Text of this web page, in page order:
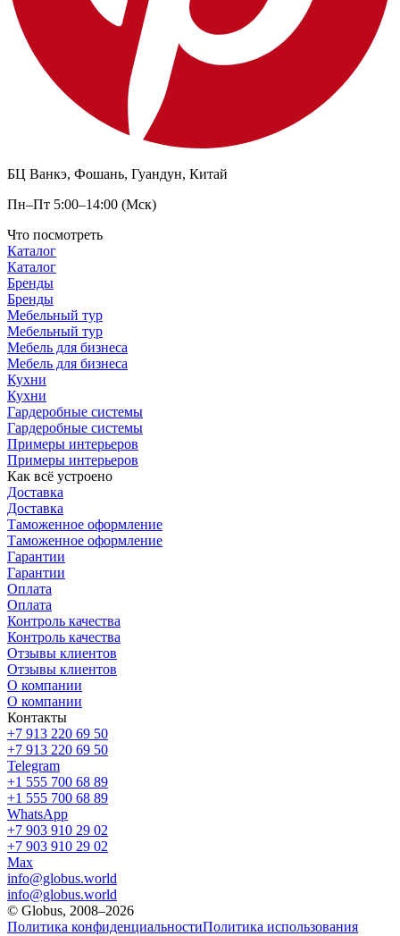
БЦ Ванкэ, Фошань, Гуандун, Китай
Пн–Пт 5:00–14:00 (Мск)
Что посмотреть
Каталог
Каталог
Бренды
Бренды
Мебельный тур
Мебельный тур
Мебель для бизнеса
Мебель для бизнеса
Кухни
Кухни
Гардеробные системы
Гардеробные системы
Примеры интерьеров
Примеры интерьеров
Как всё устроено
Доставка
Доставка
Таможенное оформление
Таможенное оформление
Гарантии
Гарантии
Оплата
Оплата
Контроль качества
Контроль качества
Отзывы клиентов
Отзывы клиентов
О компании
О компании
Контакты
+7 913 220 69 50
+7 913 220 69 50
Telegram
+1 555 700 68 89
+1 555 700 68 89
WhatsApp
+7 903 910 29 02
+7 903 910 29 02
Max
info@globus.world
info@globus.world
© Globus, 2008–2026
Политика конфиденциальностиПолитика использования